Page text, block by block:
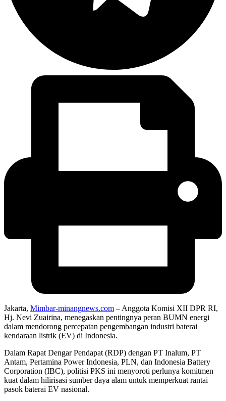
Jakarta, Mimbar-minangnews.com – Anggota Komisi XII DPR RI,
Hj. Nevi Zuairina, menegaskan pentingnya peran BUMN energi
dalam mendorong percepatan pengembangan industri baterai
kendaraan listrik (EV) di Indonesia.
Dalam Rapat Dengar Pendapat (RDP) dengan PT Inalum, PT
Antam, Pertamina Power Indonesia, PLN, dan Indonesia Battery
Corporation (IBC), politisi PKS ini menyoroti perlunya komitmen
kuat dalam hilirisasi sumber daya alam untuk memperkuat rantai
pasok baterai EV nasional.